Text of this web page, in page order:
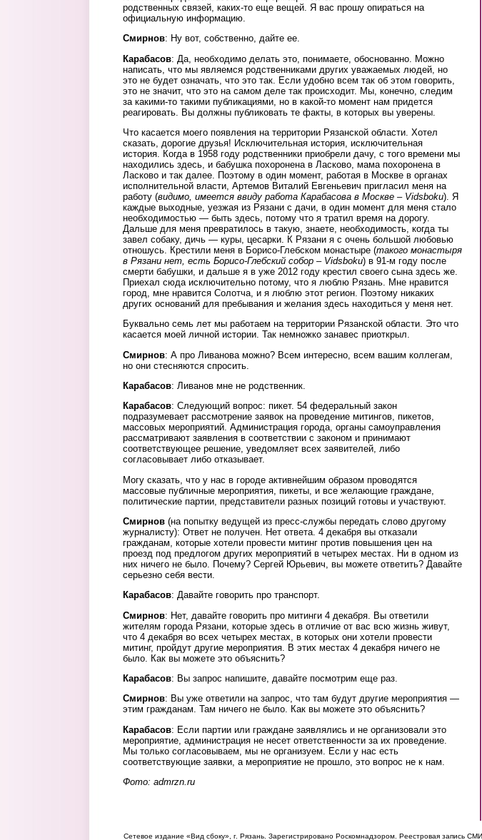
родственных связей, каких-то еще вещей. Я вас прошу опираться на
официальную информацию.
Смирнов: Ну вот, собственно, дайте ее.
Карабасов: Да, необходимо делать это, понимаете, обоснованно. Можно
написать, что мы являемся родственниками других уважаемых людей, но
это не будет означать, что это так. Если удобно всем так об этом говорить,
это не значит, что это на самом деле так происходит. Мы, конечно, следим
за какими-то такими публикациями, но в какой-то момент нам придется
реагировать. Вы должны публиковать те факты, в которых вы уверены.
Что касается моего появления на территории Рязанской области. Хотел
сказать, дорогие друзья! Исключительная история, исключительная
история. Когда в 1958 году родственники приобрели дачу, с того времени мы
находились здесь, и бабушка похоронена в Ласково, мама похоронена в
Ласково и так далее. Поэтому в один момент, работая в Москве в органах
исполнительной власти, Артемов Виталий Евгеньевич пригласил меня на
работу (видимо, имеется ввиду работа Карабасова в Москве – Vidsboku) . Я
каждые выходные, уезжая из Рязани с дачи, в один момент для меня стало
необходимостью — быть здесь, потому что я тратил время на дорогу.
Дальше для меня превратилось в такую, знаете, необходимость, когда ты
завел собаку, дичь — куры, цесарки. К Рязани я с очень большой любовью
отношусь. Крестили меня в Борисо-Глебском монастыре (такого монастыря
в Рязани нет, есть Борисо-Глебский собор – Vidsboku) в 91-м году после
смерти бабушки, и дальше я в уже 2012 году крестил своего сына здесь же.
Приехал сюда исключительно потому, что я люблю Рязань. Мне нравится
город, мне нравится Солотча, и я люблю этот регион. Поэтому никаких
других оснований для пребывания и желания здесь находиться у меня нет.
Буквально семь лет мы работаем на территории Рязанской области. Это что
касается моей личной истории. Так немножко занавес приоткрыл.
Смирнов: А про Ливанова можно? Всем интересно, всем вашим коллегам,
но они стесняются спросить.
Карабасов: Ливанов мне не родственник.
Карабасов: Следующий вопрос: пикет. 54 федеральный закон
подразумевает рассмотрение заявок на проведение митингов, пикетов,
массовых мероприятий. Администрация города, органы самоуправления
рассматривают заявления в соответствии с законом и принимают
соответствующее решение, уведомляет всех заявителей, либо
согласовывает либо отказывает.
Могу сказать, что у нас в городе активнейшим образом проводятся
массовые публичные мероприятия, пикеты, и все желающие граждане,
политические партии, представители разных позиций готовы и участвуют.
Смирнов (на попытку ведущей из пресс-службы передать слово другому
журналисту): Ответ не получен. Нет ответа. 4 декабря вы отказали
гражданам, которые хотели провести митинг против повышения цен на
проезд под предлогом других мероприятий в четырех местах. Ни в одном из
них ничего не было. Почему? Сергей Юрьевич, вы можете ответить? Давайте
серьезно себя вести.
Карабасов: Давайте говорить про транспорт.
Смирнов: Нет, давайте говорить про митинги 4 декабря. Вы ответили
жителям города Рязани, которые здесь в отличие от вас всю жизнь живут,
что 4 декабря во всех четырех местах, в которых они хотели провести
митинг, пройдут другие мероприятия. В этих местах 4 декабря ничего не
было. Как вы можете это объяснить?
Карабасов: Вы запрос напишите, давайте посмотрим еще раз.
Смирнов: Вы уже ответили на запрос, что там будут другие мероприятия —
этим гражданам. Там ничего не было. Как вы можете это объяснить?
Карабасов: Если партии или граждане заявлялись и не организовали это
мероприятие, администрация не несет ответственности за их проведение.
Мы только согласовываем, мы не организуем. Если у нас есть
соответствующие заявки, а мероприятие не прошло, это вопрос не к нам.
Фото: admrzn.ru
Сетевое издание «Вид сбоку», г. Рязань. Зарегистрировано Роскомнадзором. Реестровая запись